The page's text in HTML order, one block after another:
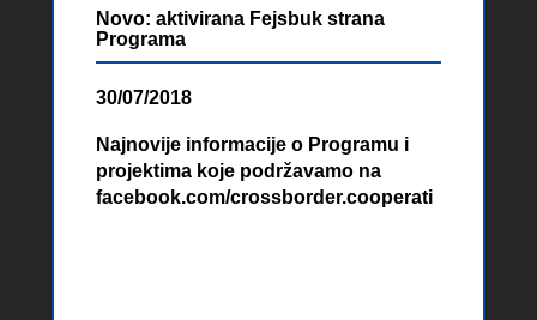
Novo: aktivirana Fejsbuk strana
Programa
30/07/2018
Najnovije informacije o Programu i
projektima koje podržavamo na
facebook.com/crossborder.cooperati